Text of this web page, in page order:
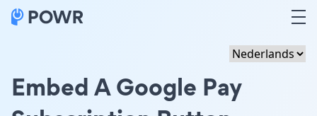
Embed A Google Pay